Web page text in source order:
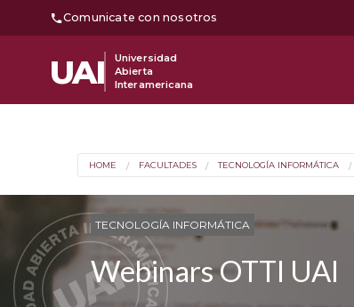
Comunicate con nosotros
UAI
Universidad
Abierta
Interamericana
HOME FACULTADES TECNOLOGÍA INFORMÁTICA
TECNOLOGÍA INFORMÁTICA
Webinars OTTI UAI